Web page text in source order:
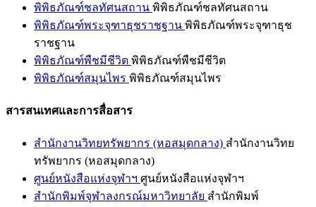
พิพิธภัณฑ์ชลทัศนสถาน พิพิธภัณฑ์ชลทัศนสถาน
พิพิธภัณฑ์พระจุฑาธุชราชฐาน พิพิธภัณฑ์พระจุฑาธุช
ราชฐาน
พิพิธภัณฑ์พืชมีชีวิต พิพิธภัณฑ์พืชมีชีวิต
พิพิธภัณฑ์สมุนไพร พิพิธภัณฑ์สมุนไพร
สารสนเทศและการสื่อสาร
สำนักงานวิทยทรัพยากร (หอสมุดกลาง) สำนักงานวิทย
ทรัพยากร (หอสมุดกลาง)
ศูนย์หนังสือแห่งจุฬาฯ ศูนย์หนังสือแห่งจุฬาฯ
สำนักพิมพ์จุฬาลงกรณ์มหาวิทยาลัย สำนักพิมพ์